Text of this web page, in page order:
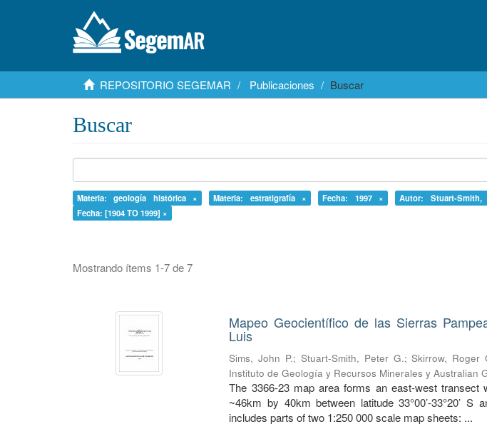
REPOSITORIO SEGEMAR Publicaciones Buscar
Buscar
Materia: geología histórica × Materia: estratigrafía × Fecha: 1997 × Autor: Stuart-
Fecha: [1904 TO 1999] ×
Mostrando ítems 1-7 de 7
Mapeo Geocientífico de las Sierras
Luis
Sims, John P.; Stuart-Smith, Peter G.;Skirrow, Roger
Instituto de Geología y Recursos Minerales y Australian
The 3366-23 map area forms an east-west transect
~46km by 40km between latitude 33°00’-33°20’ S
includes parts of two 1:250 000 scale map sheets: ...